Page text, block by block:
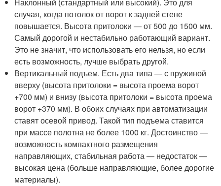
Наклонный (стандартный или высокий). Это для
случая, когда потолок от ворот к задней стене
повышается. Высота притолоки — от 500 до 1500 мм.
Самый дорогой и нестабильно работающий вариант.
Это не значит, что использовать его нельзя, но если
есть возможность, лучше выбрать другой.
Вертикальный подъем. Есть два типа — с пружиной
вверху (высота притолоки = высота проема ворот
+700 мм) и внизу (высота притолоки = высота проема
ворот +370 мм). В обоих случаях при автоматизации
ставят осевой привод. Такой тип подъема ставится
при массе полотна не более 1000 кг. Достоинство —
возможность компактного размещения
направляющих, стабильная работа — недостаток —
высокая цена (больше направляющие, более дорогие
материалы).